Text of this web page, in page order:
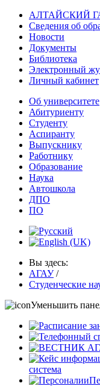
АЛТАЙСКИЙ
Сведения об
Новости
Документы
Библиотека
Электронный
Личный кабинет
Об университете
Абитуриенту
Студенту
Аспиранту
Выпускнику
Работнику
Образование
Наука
Автошкола
ДПО
ПО
Вы здесь:
АГАУ /
Студенческие
Уменьшить
система